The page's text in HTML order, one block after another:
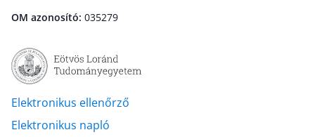
OM azonosító: 035279
Elektronikus ellenőrző
Elektronikus napló